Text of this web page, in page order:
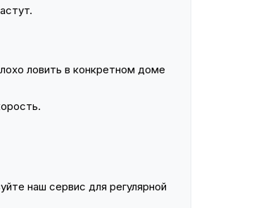
ловить в конкретном доме
наш сервис для регулярной